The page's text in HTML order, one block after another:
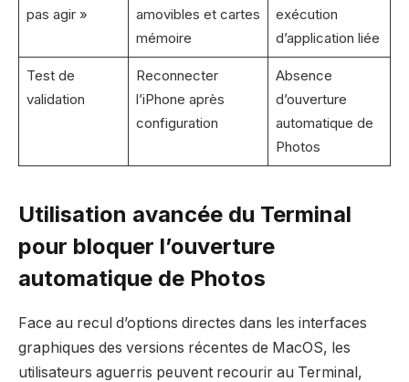
pas agir »
amovibles et cartes
mémoire
exécution
d’application liée
Test de
validation
Reconnecter
l’iPhone après
configuration
Absence
d’ouverture
automatique de
Photos
Utilisation avancée du Terminal
pour bloquer l’ouverture
automatique de Photos
Face au recul d’options directes dans les interfaces
graphiques des versions récentes de MacOS, les
utilisateurs aguerris peuvent recourir au Terminal,